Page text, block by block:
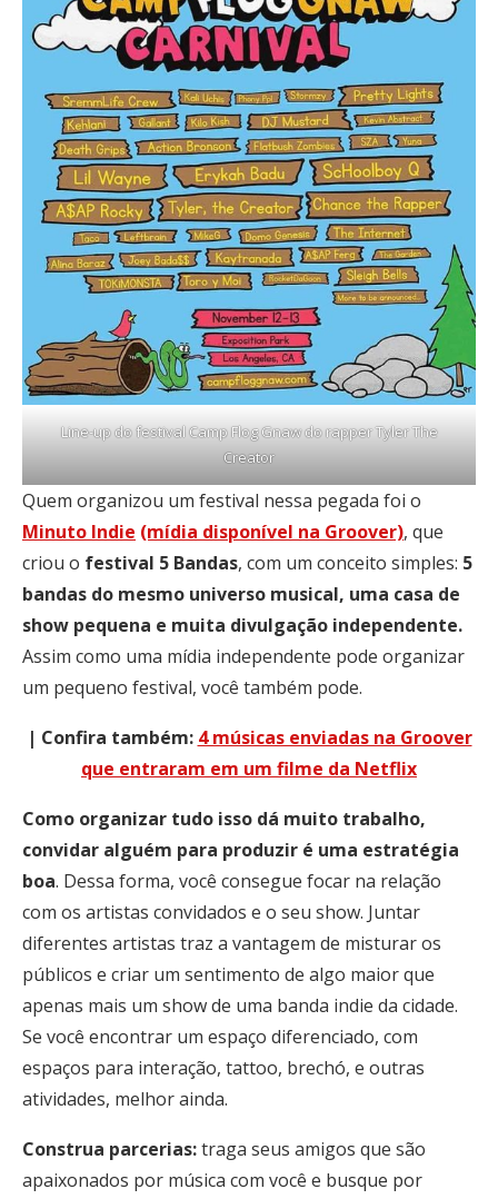
Line-up do festival Camp Flog Gnaw do rapper Tyler The
Creator
Quem organizou um festival nessa pegada foi o
Minuto Indie (mídia disponível na Groover), que
criou o festival 5 Bandas, com um conceito simples: 5
bandas do mesmo universo musical, uma casa de
show pequena e muita divulgação independente.
Assim como uma mídia independente pode organizar
um pequeno festival, você também pode.
| Confira também: 4 músicas enviadas na Groover
que entraram em um filme da Netflix
Como organizar tudo isso dá muito trabalho,
convidar alguém para produzir é uma estratégia
boa. Dessa forma, você consegue focar na relação
com os artistas convidados e o seu show. Juntar
diferentes artistas traz a vantagem de misturar os
públicos e criar um sentimento de algo maior que
apenas mais um show de uma banda indie da cidade.
Se você encontrar um espaço diferenciado, com
espaços para interação, tattoo, brechó, e outras
atividades, melhor ainda.
Construa parcerias:traga seus amigos que são
apaixonados por música com você e busque por